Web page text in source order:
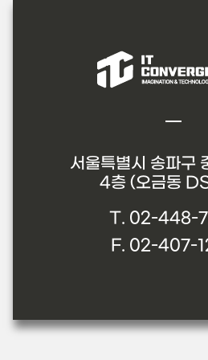
서울특별시 송파구
4층 (오금동
T. 02-448-
F. 02-407-